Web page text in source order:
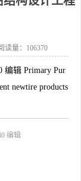
读量： 106370
编辑 Primary Pur
newtire products
编辑